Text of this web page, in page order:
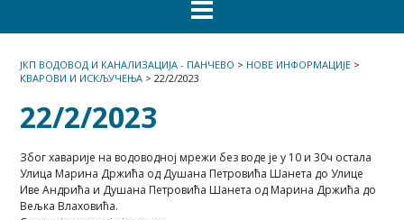
ЈКП ВОДОВОД И КАНАЛИЗАЦИЈА - ПАНЧЕВО > НОВЕ ИНФОРМАЦИЈЕ >
КВАРОВИ И ИСКЉУЧЕЊА > 22/2/2023
22/2/2023
Због хаварије на водоводној мрежи без воде је у 10 и 30ч остала
Улица Марина Држића од Душана Петровића Шанета до Улице
Иве Андрића и Душана Петровића Шанета од Марина Држића до
Вељка Влаховића.